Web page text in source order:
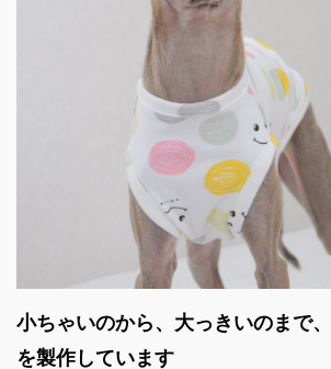
小ちゃいのから、大っきいのまで
を製作しています